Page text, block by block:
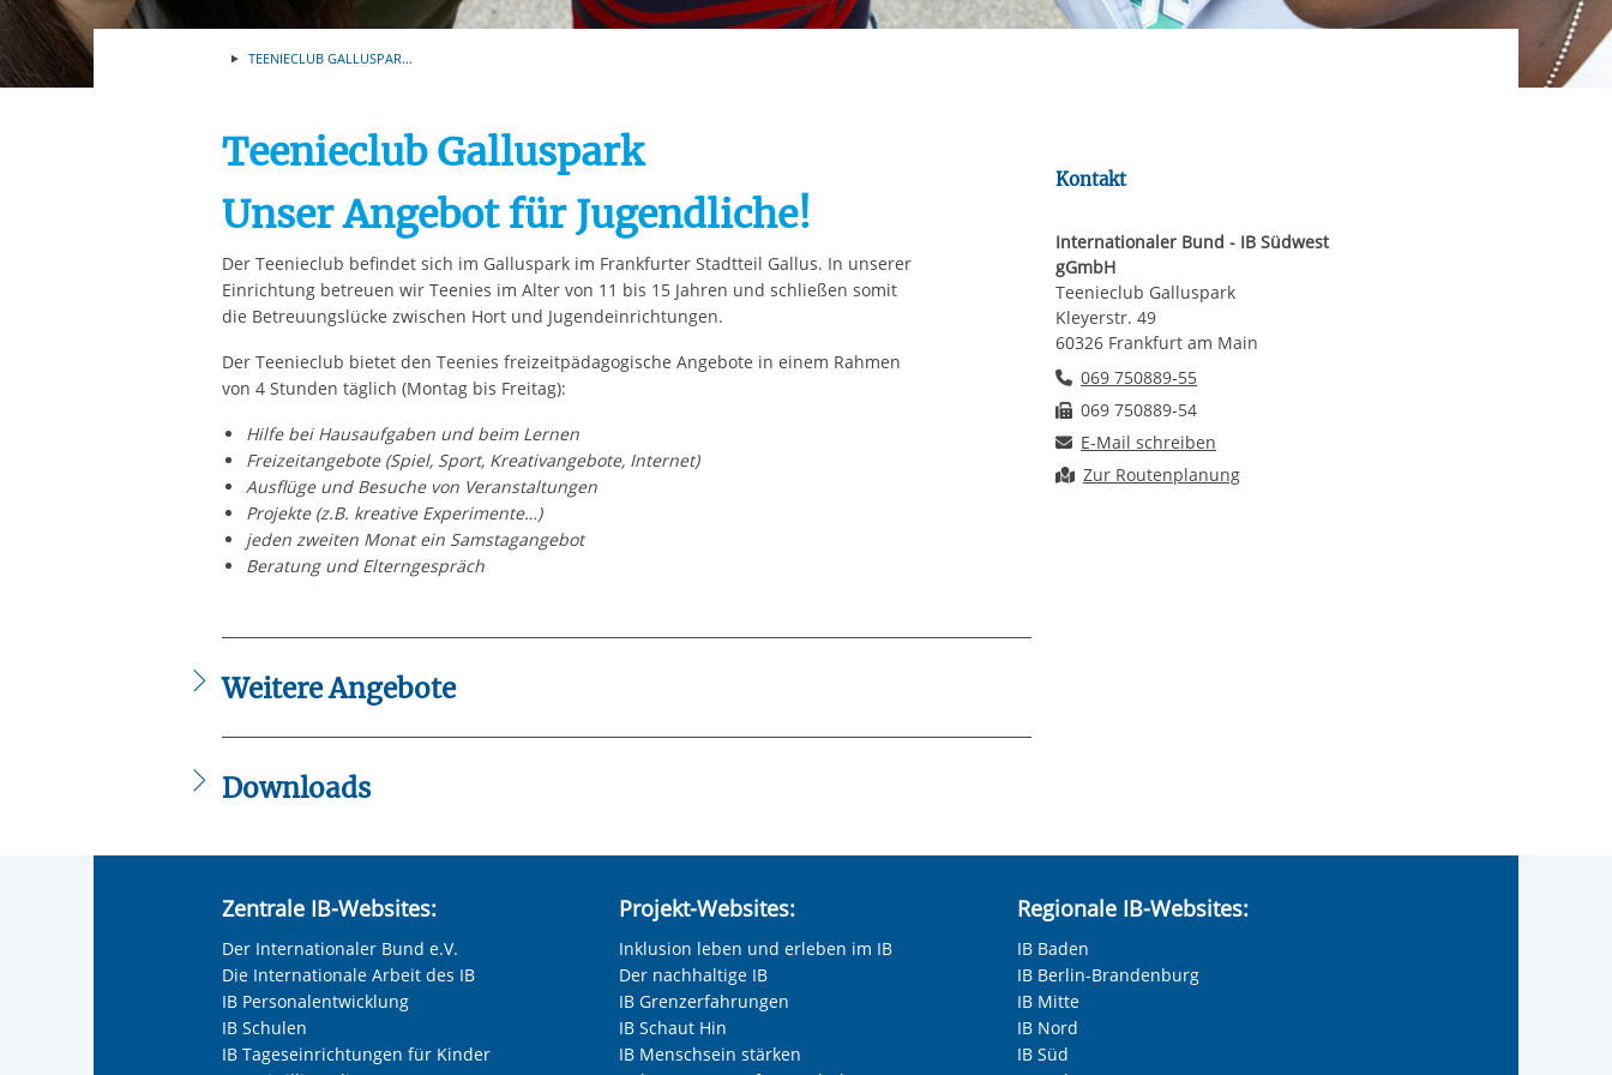
Ihre etwaige Einwilligung erstreckt sich nicht auf notwendige Cookies, die erforderlich zur Bereitstellung
aufgrund berechtigter Interessen und daher unabhängig von einer Einwilligung.
Automatische Wiedergabe starten/stoppen
TEENIECLUB GALLUSPAR...
Teenieclub Galluspark
Unser Angebot für Jugendliche!
Der Teenieclub befindet sich im Galluspark im Frankfurter Stadtteil Gallus. In unserer
Einrichtung betreuen wir Teenies im Alter von 11 bis 15 Jahren und schließen somit
die Betreuungslücke zwischen Hort und Jugendeinrichtungen.
Der Teenieclub bietet den Teenies freizeitpädagogische Angebote in einem Rahmen
von 4 Stunden täglich (Montag bis Freitag):
Hilfe bei Hausaufgaben und beim Lernen
Freizeitangebote (Spiel, Sport, Kreativangebote, Internet)
Ausflüge und Besuche von Veranstaltungen
Projekte (z.B. kreative Experimente…)
jeden zweiten Monat ein Samstagangebot
Beratung und Elterngespräch
Weitere Angebote
Downloads
Kontakt
Internationaler Bund - IB Südwest
gGmbH
Teenieclub Galluspark
Kleyerstr. 49
60326 Frankfurt am Main
Telefonnummer
069 750889-55
Faxnummer
069 750889-54
E-Mail an Teenieclub Galluspark
E-Mail schreiben
Route planen
Zur Routenplanung
Zentrale IB-Websites:
Der Internationaler Bund e.V.
Die Internationale Arbeit des IB
IB Personalentwicklung
IB Schulen
IB Tageseinrichtungen für Kinder
Projekt-Websites:
Inklusion leben und erleben im IB
Der nachhaltige IB
IB Grenzerfahrungen
IB Schaut Hin
IB Menschsein stärken
Regionale IB-Websites:
IB Baden
IB Berlin-Brandenburg
IB Mitte
IB Nord
IB Süd